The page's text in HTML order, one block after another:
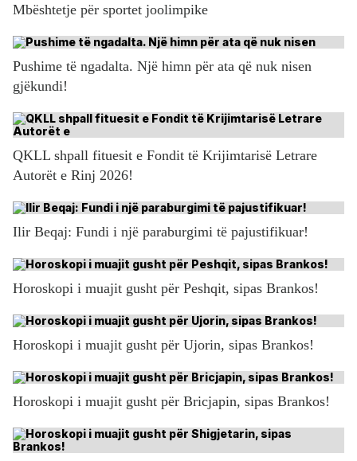
Mbështetje për sportet joolimpike
Pushime të ngadalta. Një himn për ata që nuk nisen
gjëkundi!
QKLL shpall fituesit e Fondit të Krijimtarisë Letrare
Autorët e Rinj 2026!
Ilir Beqaj: Fundi i një paraburgimi të pajustifikuar!
Horoskopi i muajit gusht për Peshqit, sipas Brankos!
Horoskopi i muajit gusht për Ujorin, sipas Brankos!
Horoskopi i muajit gusht për Bricjapin, sipas Brankos!